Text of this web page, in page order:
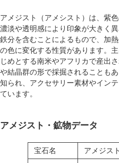
アメジスト（アメシスト）は、紫
濃淡や透明感により印象が大きく
鉄分を含むことによるもので、加
の色に変化する性質があります。
じめとする南米やアフリカで産出
や結晶群の形で採掘されることも
知られ、アクセサリー素材やイン
ています。
アメジスト・鉱物データ
宝石名
アメジスト